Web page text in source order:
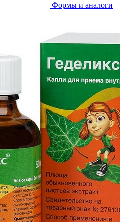
Формы и аналоги